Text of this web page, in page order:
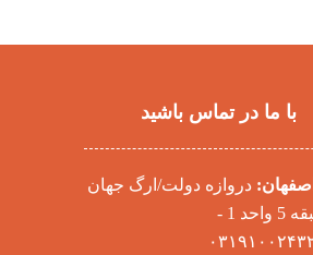
با ما در تماس باشید
دروازه دولت/ارگ جهان
نما/طبقه 5 واحد 1 -